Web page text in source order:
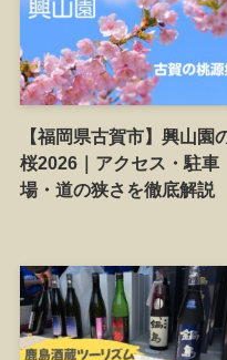
【福岡県古賀市】興山園
桜2026｜アクセス・駐車
場・道の狭さを徹底解説